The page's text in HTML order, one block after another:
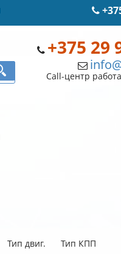
+375 29
Call-центр
Тип двиг. Тип КПП